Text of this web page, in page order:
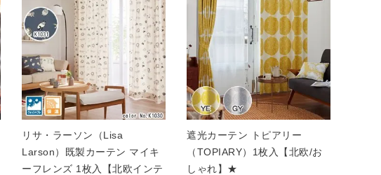
リサ・ラーソン（Lisa
Larson）既製カーテン マイキ
ーフレンズ 1枚入【北欧インテ
遮光カーテン トピアリー
（TOPIARY）1枚入【北欧/お
しゃれ】★